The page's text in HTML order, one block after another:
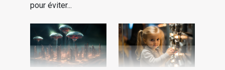
pour éviter...